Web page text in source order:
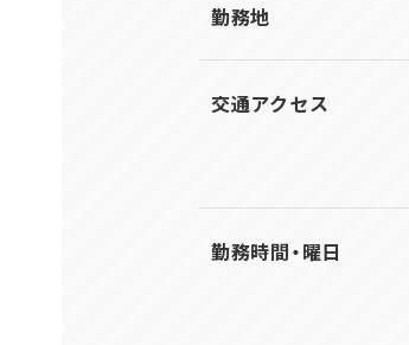
勤務地
交通アクセス
勤務時間・曜日